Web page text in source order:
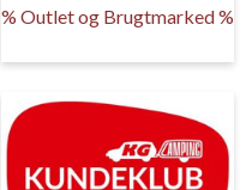
% Outlet og Brugtmarked %